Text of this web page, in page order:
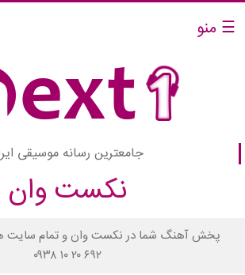
☰ منو
جامعترین رسانه موسیقی
نکست وان
پخش آهنگ شما در نکست وان و تمام سایت
۰۹۳۸ ۱۰ ۲۰ ۶۹۲